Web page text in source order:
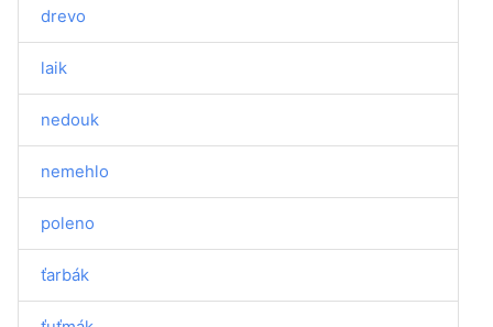
drevo
laik
nedouk
nemehlo
poleno
ťarbák